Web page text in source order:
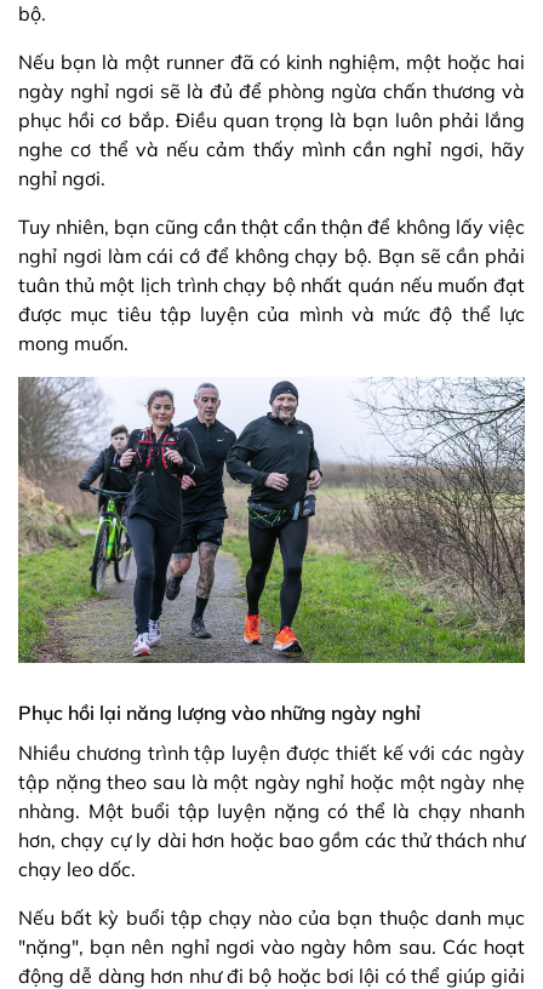
bộ.
Nếu bạn là một runner đã có kinh nghiệm, một hoặc hai
ngày nghỉ ngơi sẽ là đủ để phòng ngừa chấn thương và
phục hồi cơ bắp. Điều quan trọng là bạn luôn phải lắng
nghe cơ thể và nếu cảm thấy mình cần nghỉ ngơi, hãy
nghỉ ngơi.
Tuy nhiên, bạn cũng cần thật cẩn thận để không lấy việc
nghỉ ngơi làm cái cớ để không chạy bộ. Bạn sẽ cần phải
tuân thủ một lịch trình chạy bộ nhất quán nếu muốn đạt
được mục tiêu tập luyện của mình và mức độ thể lực
mong muốn.
Phục hồi lại năng lượng vào những ngày nghỉ
Nhiều chương trình tập luyện được thiết kế với các ngày
tập nặng theo sau là một ngày nghỉ hoặc một ngày nhẹ
nhàng. Một buổi tập luyện nặng có thể là chạy nhanh
hơn, chạy cự ly dài hơn hoặc bao gồm các thử thách như
chạy leo dốc.
Nếu bất kỳ buổi tập chạy nào của bạn thuộc danh mục
"nặng", bạn nên nghỉ ngơi vào ngày hôm sau. Các hoạt
động dễ dàng hơn như đi bộ hoặc bơi lội có thể giúp giải